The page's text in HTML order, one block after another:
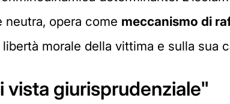
opera come meccanismo di
morale della vittima e sulla sua
vista giurisprudenziale"